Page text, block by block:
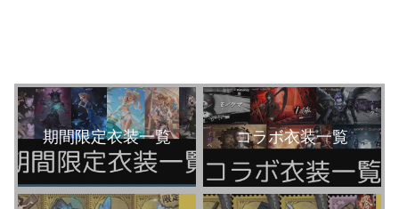
期間限定衣装一覧 コラボ衣装一覧